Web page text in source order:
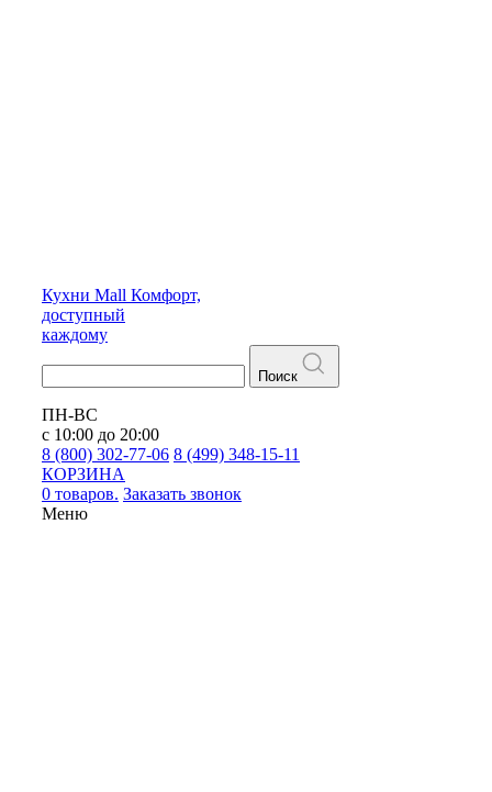
Кухни Mall Комфорт,
доступный
каждому
Поиск
ПН-ВС
с 10:00 до 20:00
8 (800) 302-77-06 8 (499) 348-15-11
КОРЗИНА
0 товаров. Заказать звонок
Меню